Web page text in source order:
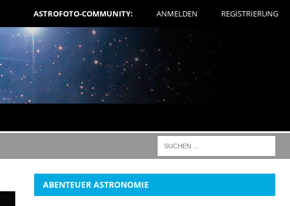
ASTROFOTO-COMMUNITY: ANMELDEN REGISTRIERUNG
ABENTEUER ASTRONOMIE